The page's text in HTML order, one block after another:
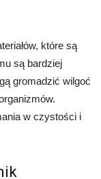
które są
są bardziej
gromadzić wilgoć
w czystości i